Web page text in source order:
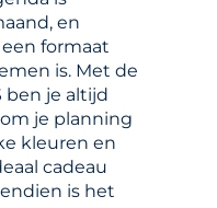
en
formaat
is. Met de
ben je altijd
je planning
kleuren en
cadeau
is het